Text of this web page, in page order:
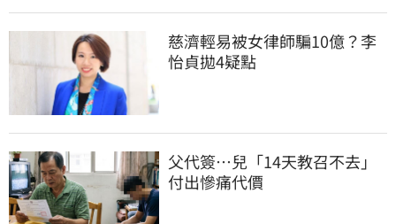
慈濟輕易被女律師騙10億？李
怡貞拋4疑點
父代簽…兒「14天教召不去」
付出慘痛代價